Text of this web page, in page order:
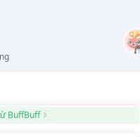
BuffBuff
Ứng dụng Android